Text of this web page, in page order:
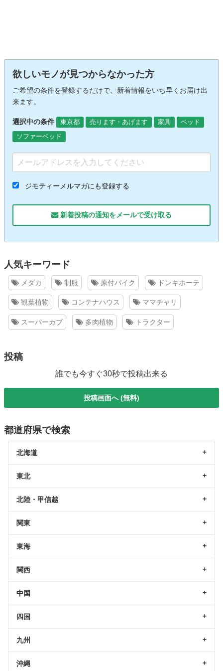
欲しいモノが見つからなかった方
ご希望の条件を登録するだけで、新着情報をいち早くお届け出
来ます。
選択中の条件 東京都 売ります・あげます 家具
ベッド
ソファーベッド
ジモティーメルマガにも登録する
新着投稿の通知をメールで受け取る
人気キーワード
メダカ 制服 原付バイク ドンキホーテ
観葉植物 コンテナハウス ママチャリ
スーパーカブ 多肉植物 トラクター
投稿
誰でも今すぐ30秒で投稿出来る
投稿画面へ (無料)
都道府県で検索
北海道
東北
北陸・甲信越
関東
東海
関西
中国
四国
九州
沖縄